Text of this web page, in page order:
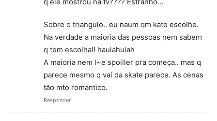
Sobre o triangulo.. eu naum qm kate escolhe.
Na verdade a maioria das pessoas nem sabem
q tem escolha!! hauiahuiah
A maioria nem l~e spoiller pra começa.. mas q
parece mesmo q vai da skate parece. As cenas
tão mto romantico.
Responder